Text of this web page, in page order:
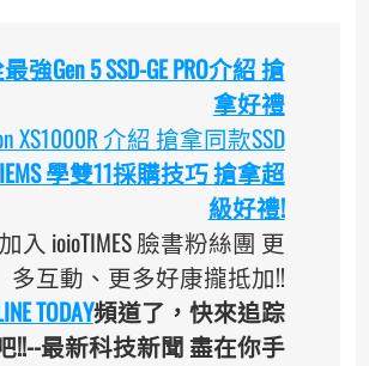
強Gen 5 SSD-GE PRO介紹 搶
拿好禮
XS1000R 介紹 搶拿同款SSD
學雙11採購技巧 搶拿超
級好禮!
入 ioioTIMES 臉書粉絲團 更
多互動、更多好康攏抵加!!
TODAY頻道了，快來追踪
!!--最新科技新聞 盡在你手